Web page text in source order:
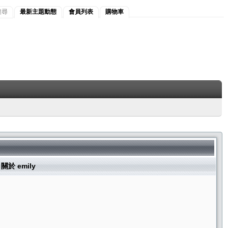
尋 最新主題動態 會員列表 購物車
關於 emily